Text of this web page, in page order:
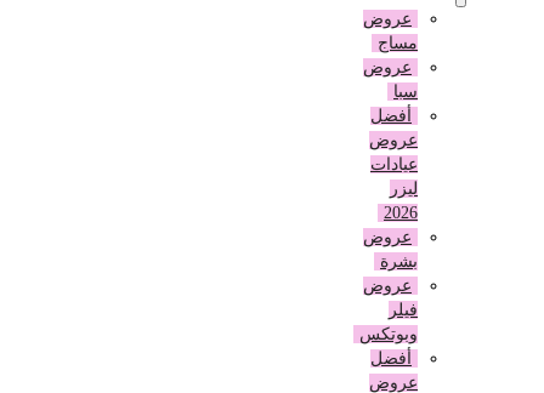
عروض
مساج
عروض
أفضل
عروض
عيادات
عروض
بشرة
عروض
وبوتكس
أفضل
عروض